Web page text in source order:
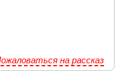
на рассказ